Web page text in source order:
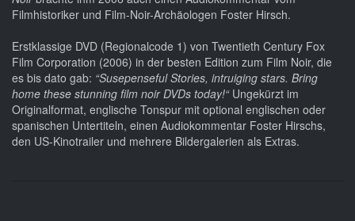
Filmhistoriker und Film-Noir-Archäologen Foster Hirsch.
Erstklassige DVD (Regionalcode 1) von Twentieth Century Fox
Film Corporation (2006) in der besten Edition zum Film Noir, die
es bis dato gab: “Susepenseful Stories, intruiging stars. Bring
home these stunning film noir DVDs today!“ Ungekürzt im
Originalformat, englische Tonspur mit optional englischen oder
spanischen Untertiteln, einen Audiokommentar Foster Hirschs,
den US-Kinotrailer und mehrere Bildergalerien als Extras.